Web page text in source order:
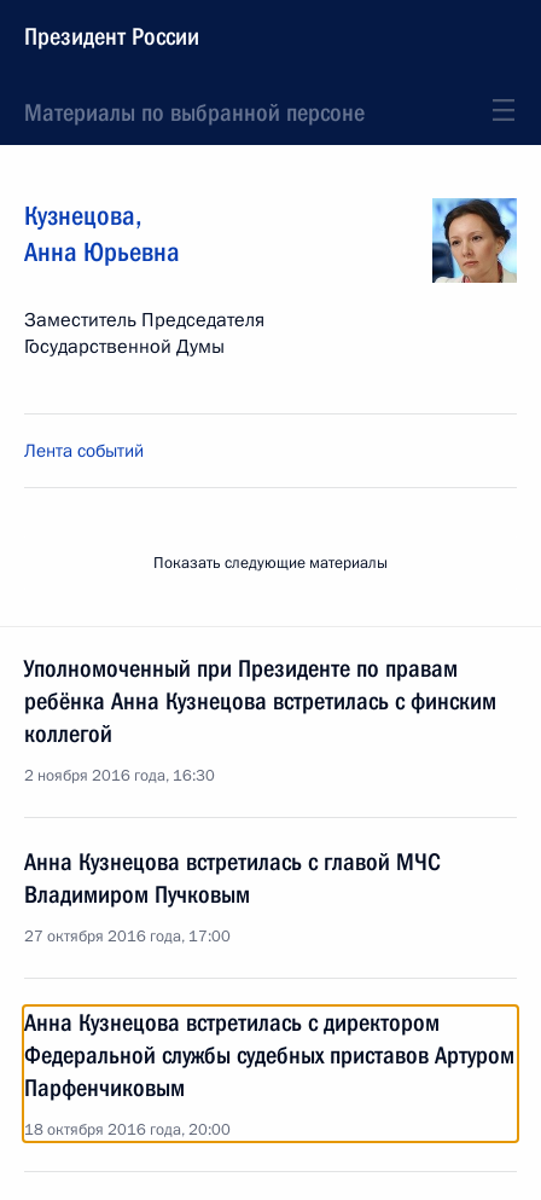
Президент России
Материалы по выбранной персоне
Кузнецова,
Анна Юрьевна
Заместитель Председателя
Государственной Думы
Лента событий
Показать следующие материалы
Уполномоченный при Президенте по правам
ребёнка Анна Кузнецова встретилась с финским
коллегой
2 ноября 2016 года, 16:30
Анна Кузнецова встретилась с главой МЧС
Владимиром Пучковым
27 октября 2016 года, 17:00
Анна Кузнецова встретилась с директором
Федеральной службы судебных приставов Артуром
Парфенчиковым
18 октября 2016 года, 20:00